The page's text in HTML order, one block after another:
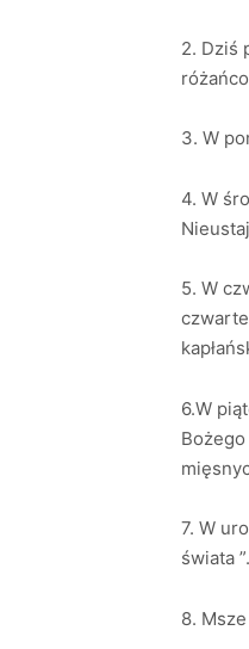
2. Dziś
3. W
4. W
5. W
6.W
7. W
świata ”.
8.